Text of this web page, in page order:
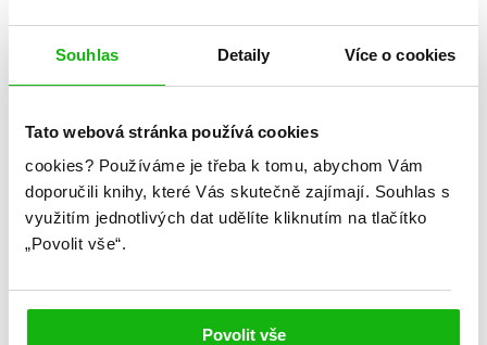
Souhlas Detaily Více o cookies
Tato webová stránka používá cookies
cookies? Používáme je třeba k tomu, abychom Vám
doporučili knihy, které Vás skutečně zajímají. Souhlas s
využitím jednotlivých dat udělíte kliknutím na tlačítko
„Povolit vše“.
Povolit vše
Křídla vážky
Michaela Dopitová